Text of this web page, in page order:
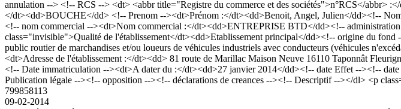
annulation --> <!-- RCS --> <dt> <abbr title="Registre du commerce et des sociétés">n°RCS</
</dt><dd>BOUCHE</dd> <!-- Prenom --><dt>Prénom :</dt><dd>Benoit, Angel, Julien</dd><!--
<!-- nom commercial --><dt>Nom commercial :</dt><dd>ENTREPRISE BTD</dd><!--
class="invisible">Qualité de l'établissement</dt><dd>Etablissement principal</dd><!-- origine du
public routier de marchandises et/ou loueurs de véhicules industriels avec conducteurs (véhicules
<dt>Adresse de l'établissement :</dt><dd> 81 route de Marillac Maison Neuve 16110 Taponnât
<!-- Date immatriculation --><dt>A dater du :</dt><dd>27 janvier 2014</dd><!-- date Effet --><!--
Publication légale --><!-- opposition --><!-- déclarations de creances --><!-- Descriptif --></dl> <p
799858113
09-02-2014